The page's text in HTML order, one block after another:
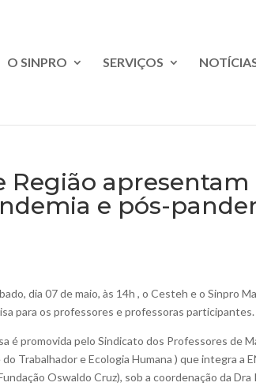
O SINPRO SERVIÇOS
Região
e pós-
dia 07 de maio, às 14h , o Cesteh e o Sinpro
para os professores e professoras participantes.
é promovida pelo Sindicato dos Professores de
do Trabalhador e Ecologia Humana ) que integra a
Oswaldo Cruz), sob a coordenação da Dra